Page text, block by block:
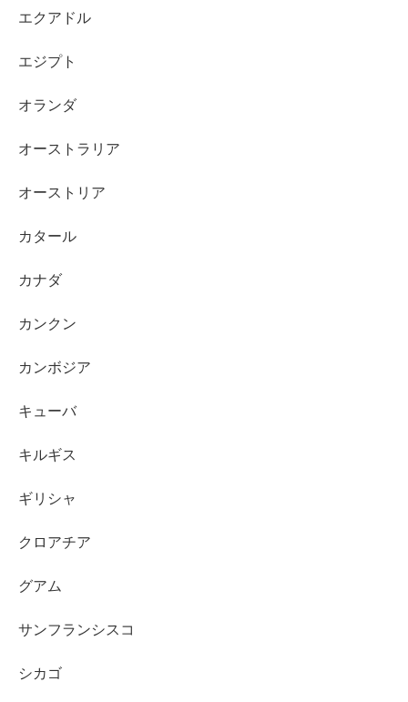
エクアドル
エジプト
オランダ
オーストラリア
オーストリア
カタール
カナダ
カンクン
カンボジア
キューバ
キルギス
ギリシャ
クロアチア
グアム
サンフランシスコ
シカゴ